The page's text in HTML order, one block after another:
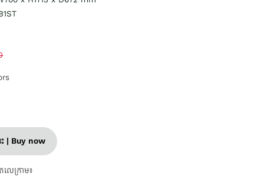
| Buy now
លេក្រាម៖